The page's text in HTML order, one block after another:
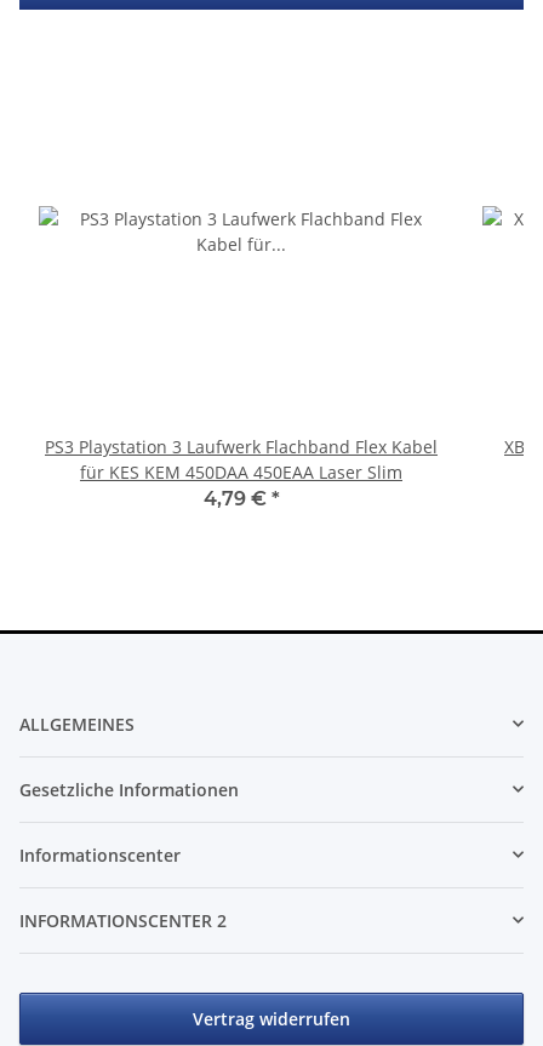
PS3 Playstation 3 Laufwerk Flachband Flex Kabel
für KES KEM 450DAA 450EAA Laser Slim
4,79 € *
ALLGEMEINES
Gesetzliche Informationen
Informationscenter
INFORMATIONSCENTER 2
Vertrag widerrufen